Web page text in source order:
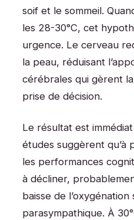
soif et le sommeil.
les 28-30°C, cet
urgence. Le cerveau
la peau, réduisant
cérébrales qui gèrent
prise de décision.
Le résultat est
études suggèrent qu’à
les performances
à décliner,
baisse de
parasympathique. À